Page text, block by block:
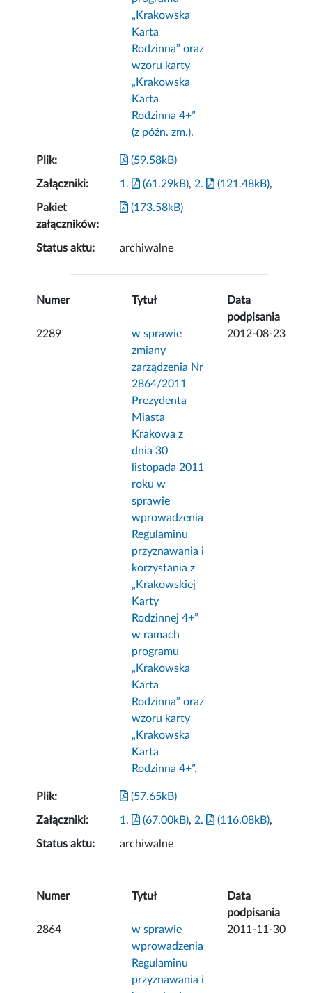
„Krakowska
Karta
Rodzinna” oraz
wzoru karty
„Krakowska
Karta
Rodzinna 4+”
(z późn. zm.).
Plik: (59.58kB)
Załączniki: 1. (61.29kB), 2. (121.48kB),
Pakiet
załączników:
(173.58kB)
Status aktu: archiwalne
Numer Tytuł
Data
podpisania
2289
w sprawie
zmiany
zarządzenia Nr
2864/2011
Prezydenta
Miasta
Krakowa z
dnia 30
listopada 2011
roku w
sprawie
wprowadzenia
Regulaminu
przyznawania i
korzystania z
„Krakowskiej
Karty
Rodzinnej 4+”
w ramach
programu
„Krakowska
Karta
Rodzinna” oraz
wzoru karty
„Krakowska
Karta
Rodzinna 4+”.
2012-08-23
Plik: (57.65kB)
Załączniki: 1. (67.00kB), 2. (116.08kB),
Status aktu: archiwalne
Numer Tytuł
Data
podpisania
2864
w sprawie
wprowadzenia
Regulaminu
przyznawania i
2011-11-30